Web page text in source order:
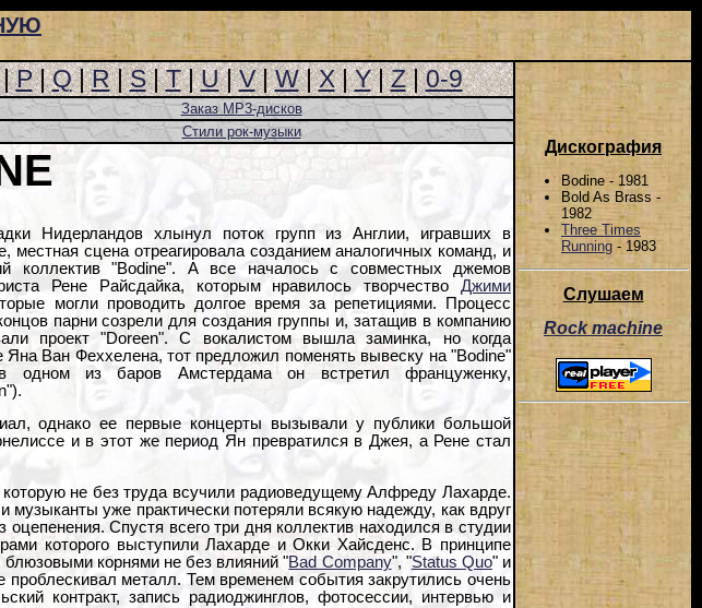
P|Q|R|S|T|U|V|W|X|Y|Z|0-9
Дискография
Bodine - 1981
Bold As Brass -
1982
Three Times
Running - 1983
Слушаем
Rock machine
Заказ MP3-дисков
Стили рок-музыки
Нидерландов хлынул поток групп из Англии, игравших в
местная сцена отреагировала созданием аналогичных команд, и
коллектив "Bodine". А все началось с совместных джемов
Рене Райсдайка, которым нравилось творчество Джими
могли проводить долгое время за репетициями. Процесс
парни созрели для создания группы и, затащив в компанию
проект "Doreen". С вокалистом вышла заминка, но когда
Ван Феххелена, тот предложил поменять вывеску на "Bodine"
одном из баров Амстердама он встретил француженку,
однако ее первые концерты вызывали у публики большой
и в этот же период Ян превратился в Джея, а Рене стал
которую не без труда всучили радиоведущему Алфреду Лахарде.
музыканты уже практически потеряли всякую надежду, как вдруг
Спустя всего три дня коллектив находился в студии
которого выступили Лахарде и Окки Хайсденс. В принципе
блюзовыми корнями не без влияний "Bad Company", "Status Quo" и
металл. Тем временем события закрутились очень
контракт, запись радиоджинглов, фотосессии, интервью и